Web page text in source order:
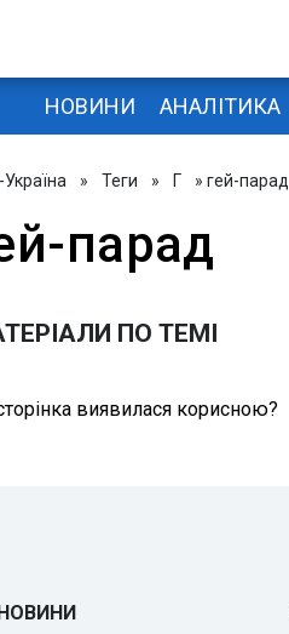
НОВИНИ АНАЛІТИКА
» Теги » Г » гей-парад
парад
ПО ТЕМІ
виявилася корисною?